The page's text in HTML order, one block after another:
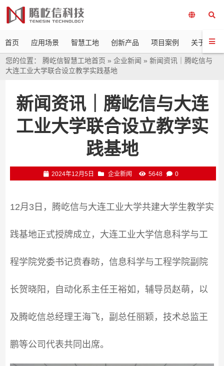
首页 应用场景 智慧工地 创新产品 项目案例 关于我们
您的位置： 腾屹信智慧工地首页 »企业新闻 »新闻资讯｜腾屹信与
大连工业大学联合设立教学实践基地
新闻资讯｜腾屹信与大连
工业大学联合设立教学实
践基地
2024年12月5日 企业新闻 5648 0
12月3日，腾屹信与大连工业大学共建大学生教学实
践基地正式授牌成立，大连工业大学信息科学与工
程学院党委书记贲春昉，信息科学与工程学院副院
长贺晓阳，自动化系主任王裕如，辅导员赵萌，以
及腾屹信总经理王海飞，副总任丽颖，技术总监王
鹏等公司代表共同出席。